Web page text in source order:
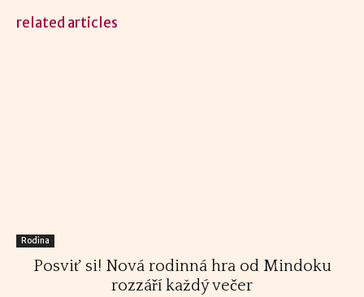
related articles
Rodina
Posviť si! Nová rodinná hra od Mindoku
rozzáří každý večer